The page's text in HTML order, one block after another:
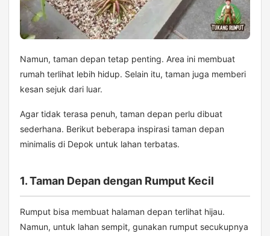
Namun, taman depan tetap penting. Area ini membuat
rumah terlihat lebih hidup. Selain itu, taman juga memberi
kesan sejuk dari luar.
Agar tidak terasa penuh, taman depan perlu dibuat
sederhana. Berikut beberapa inspirasi taman depan
minimalis di Depok untuk lahan terbatas.
1. Taman Depan dengan Rumput Kecil
Rumput bisa membuat halaman depan terlihat hijau.
Namun, untuk lahan sempit, gunakan rumput secukupnya